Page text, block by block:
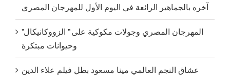
آخره بالجماهير الرائعة في اليوم الأول للمهرجان المصري
المهرجان المصري وجولات مكوكية على ” الزووكانيكال”
وحيوانات مبتكرة
عشاق النجم العالمي مينا مسعود بطل فيلم علاء الدين